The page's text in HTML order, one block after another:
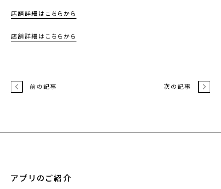
店舗詳細はこちらから
店舗詳細はこちらから
前の記事 次の記事
アプリのご紹介